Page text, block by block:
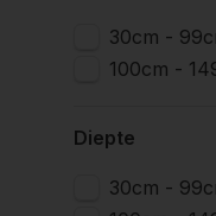
30cm -
100cm -
Diepte
30cm -